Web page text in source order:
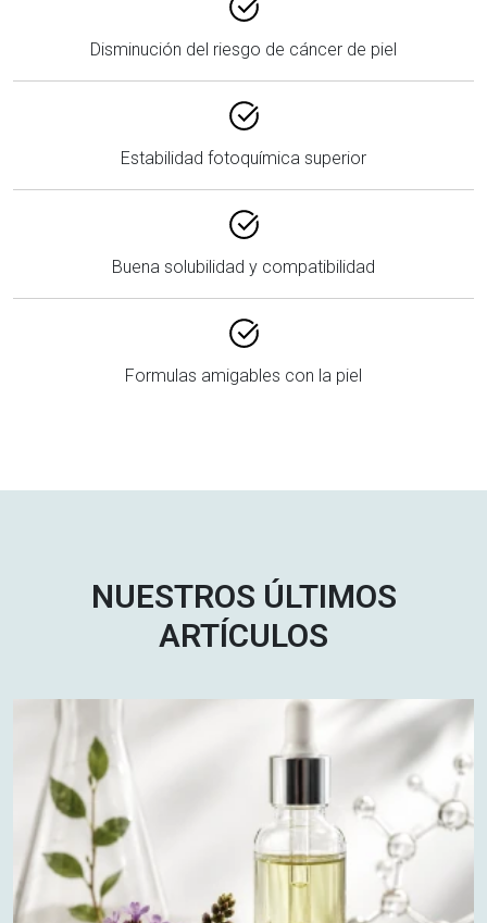
Disminución del riesgo de cáncer de piel
Estabilidad fotoquímica superior
Buena solubilidad y compatibilidad
Formulas amigables con la piel
NUESTROS ÚLTIMOS
ARTÍCULOS